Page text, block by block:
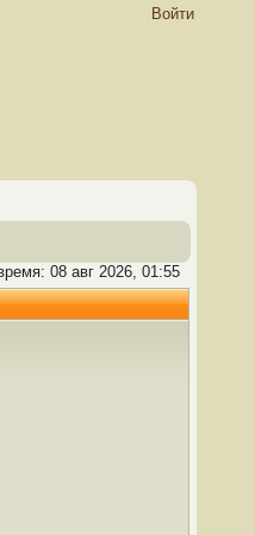
Войти
08 авг 2026, 01:55